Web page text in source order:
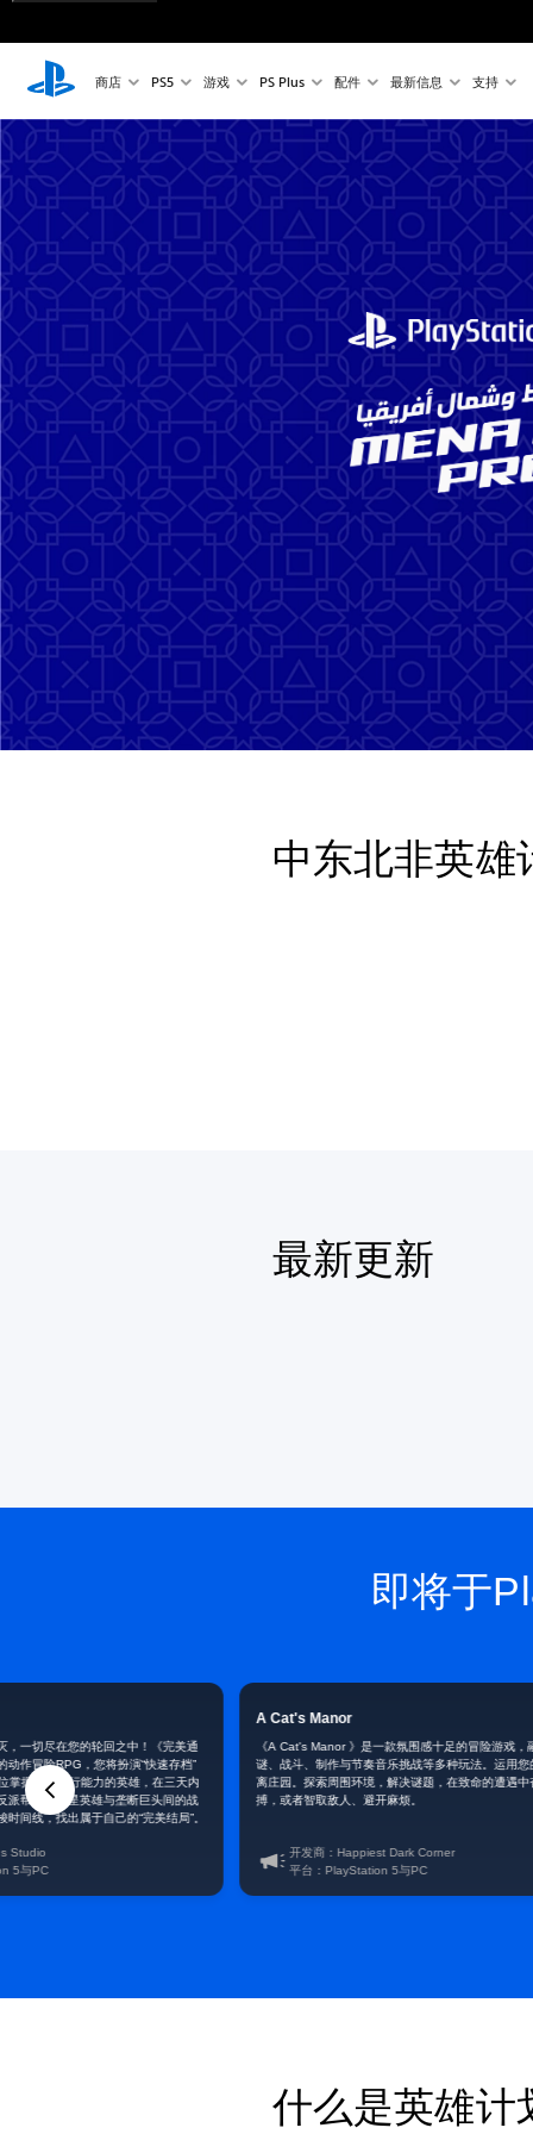
商店 PS5 游戏 PS Plus 配件 最新信息 支持
中东北非英雄
最新更新
即将于
，一切尽在您的轮回之中！《完美通
动作冒险RPG，您将扮演“快速存档”
握时间旅行能力的英雄，在三天内
派帮派、明星英雄与垄断巨头间的战
间线，找出属于自己的“完美结局”。
Studio
5与PC
A Cat's Manor
《A Cat's Manor 》是一款氛围感十足的冒险游戏，
谜、战斗、制作与节奏音乐挑战等多种玩法。运用您
离庄园。探索周围环境，解决谜题，在致命的遭遇中
搏，或者智取敌人、避开麻烦。
开发商：Happiest Dark Corner
平台：PlayStation 5与PC
什么是英雄计